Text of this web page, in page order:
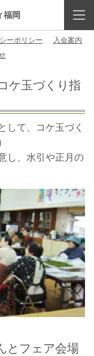
福岡
ーポリシー
入会案内
ケ玉づくり指
して、コケ玉づく
し、水引や正月の
とフェア会場